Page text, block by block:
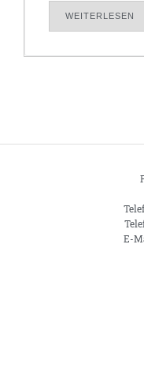
WEITERLESEN
E-